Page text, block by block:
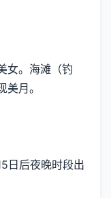
。 海滩（钓
月。
日后夜晚时段出